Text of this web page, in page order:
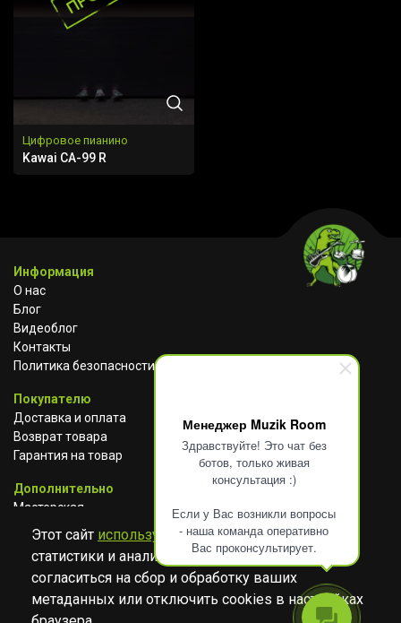
Менеджер Muzik Room
Здравствуйте! Это чат без
ботов, только живая
консультация :)
Если у Вас возникли вопросы
- наша команда оперативно
Вас проконсультирует.
Цифровое пианино
Kawai CA-99 R
Информация
О нас
Блог
Видеоблог
Контакты
Политика безопасности
Покупателю
Доставка и оплата
Возврат товара
Гарантия на товар
Дополнительно
Мастерская
Сотрудничество
АВИТО
TELEGRAM
YOUTUBE
Этот сайт использует cookies для сбора
статистики и анализа работы сайта. Просим
согласиться на сбор и обработку ваших
метаданных или отключить cookies в настройках